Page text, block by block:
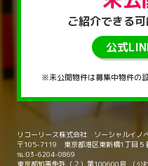
ご紹介できる
公式
※未公開物件は募集中物件の
リコーリース株式会社 ソーシャルイノ
〒105-7119 東京都港区東新橋1丁目５
℡:03-6204-0869
東京都知事免許（２）第100600号 （公